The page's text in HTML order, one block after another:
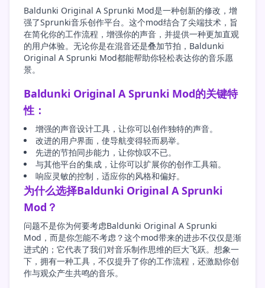
Baldunki Original A Sprunki Mod是一种创新的修改，增
强了Sprunki音乐创作平台。这个mod结合了尖端技术，旨
在简化你的工作流程，增强你的声音，并提供一种更加直观
的用户体验。无论你是在混音还是叠加节拍，Baldunki
Original A Sprunki Mod都能帮助你轻松表达你的音乐愿
景。
Baldunki Original A Sprunki Mod的关键特
性：
增强的声音设计工具，让你可以创作独特的声音。
改进的用户界面，使导航变得轻而易举。
先进的节拍同步能力，让你惊叹不已。
与其他平台的集成，让你可以扩展你的创作工具箱。
响应灵敏的控制，适应你的风格和偏好。
为什么选择Baldunki Original A Sprunki
Mod？
问题不是你为何要考虑Baldunki Original A Sprunki
Mod，而是你怎能不考虑？这个mod带来的进步不仅仅是渐
进式的；它代表了我们对音乐制作思维的巨大飞跃。想象一
下，拥有一种工具，不仅提升了你的工作流程，还激励你创
作与观众产生共鸣的音乐。